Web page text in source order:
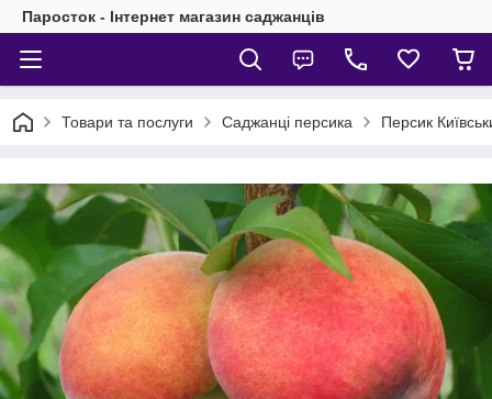
Паросток - Інтернет магазин саджанців
Товари та послуги Саджанці персика Персик